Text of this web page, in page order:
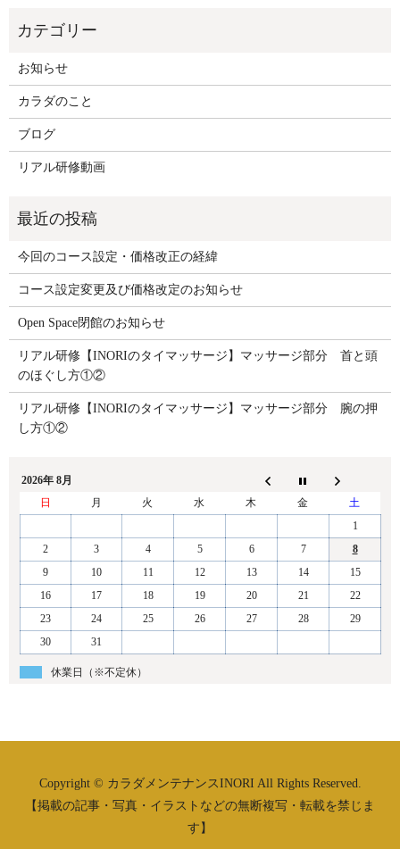
お知らせ
カラダのこと
ブログ
リアル研修動画
今回のコース設定・価格改正の経緯
コース設定変更及び価格改定のお知らせ
Open Space閉館のお知らせ
リアル研修【INORIのタイマッサージ】マッサージ部分 首と頭
のほぐし方①②
リアル研修【INORIのタイマッサージ】マッサージ部分 腕の押
し方①②
2026年 8月
日
月 火 水 木 金
土
1
2
3 4 5 6 7
8
9
10 11 12 13 14
15
16
17 18 19 20 21
22
23
24 25 26 27 28
29
30
31
休業日（※不定休）
Copyright © カラダメンテナンスINORI All Rights Reserved.
【掲載の記事・写真・イラストなどの無断複写・転載を禁じま
す】